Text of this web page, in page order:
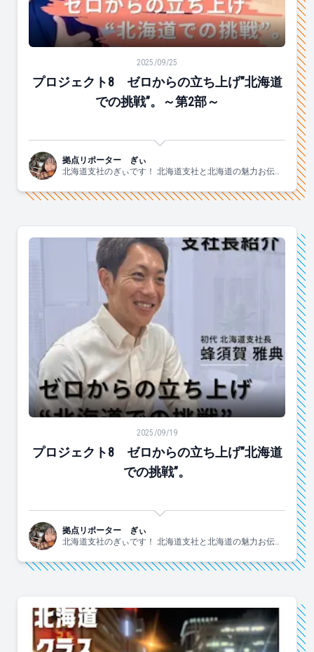
プロジェクト8 ゼロからの立ち上げ”北海道での挑戦”。
2025/09/25
プロジェクト8 ゼロからの立ち上げ”北海道
での挑戦”。～第2部～
拠点リポーター ぎぃ
北海道支社のぎぃです！ 北海道支社と北海道の魅力お伝え
プロジェクト8 ゼロからの立ち上げ”北海道での挑戦”。
2025/09/19
プロジェクト8 ゼロからの立ち上げ”北海道
での挑戦”。
拠点リポーター ぎぃ
北海道支社のぎぃです！ 北海道支社と北海道の魅力お伝え